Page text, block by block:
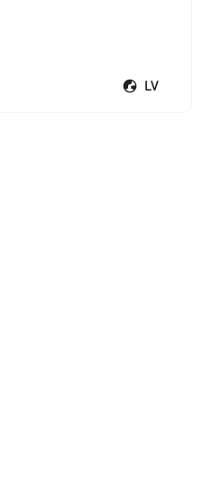
LV
Atvērt valodu